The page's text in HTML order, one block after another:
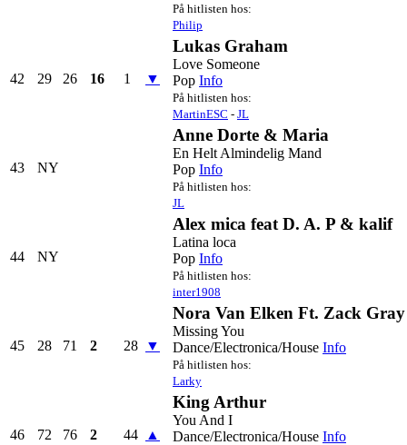
På hitlisten hos:
Philip
42 29 26 16 1 ▼
Lukas Graham
Love Someone
Pop Info
På hitlisten hos:
MartinESC - JL
43 NY
Anne Dorte & Maria
En Helt Almindelig Mand
Pop Info
På hitlisten hos:
JL
44 NY
Alex mica feat D. A. P & kalif
Latina loca
Pop Info
På hitlisten hos:
inter1908
45 28 71 2 28 ▼
Nora Van Elken Ft. Zack Gray
Missing You
Dance/Electronica/House Info
På hitlisten hos:
Larky
46 72 76 2 44 ▲
King Arthur
You And I
Dance/Electronica/House Info